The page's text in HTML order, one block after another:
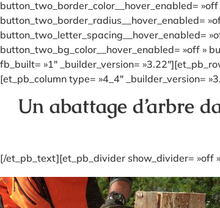
button_two_border_color__hover_enabled=
button_two_border_radius__hover_enabled=
button_two_letter_spacing__hover_enabled=
button_two_bg_color__hover_enabled= »off »
fb_built= »1″ _builder_version=
[et_pb_column type= »4_4″ _builder_version=
Un abattage d’arbre
[/et_pb_text][et_pb_divider show_divider= »off